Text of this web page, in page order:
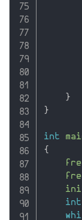
}
}
int
{
int